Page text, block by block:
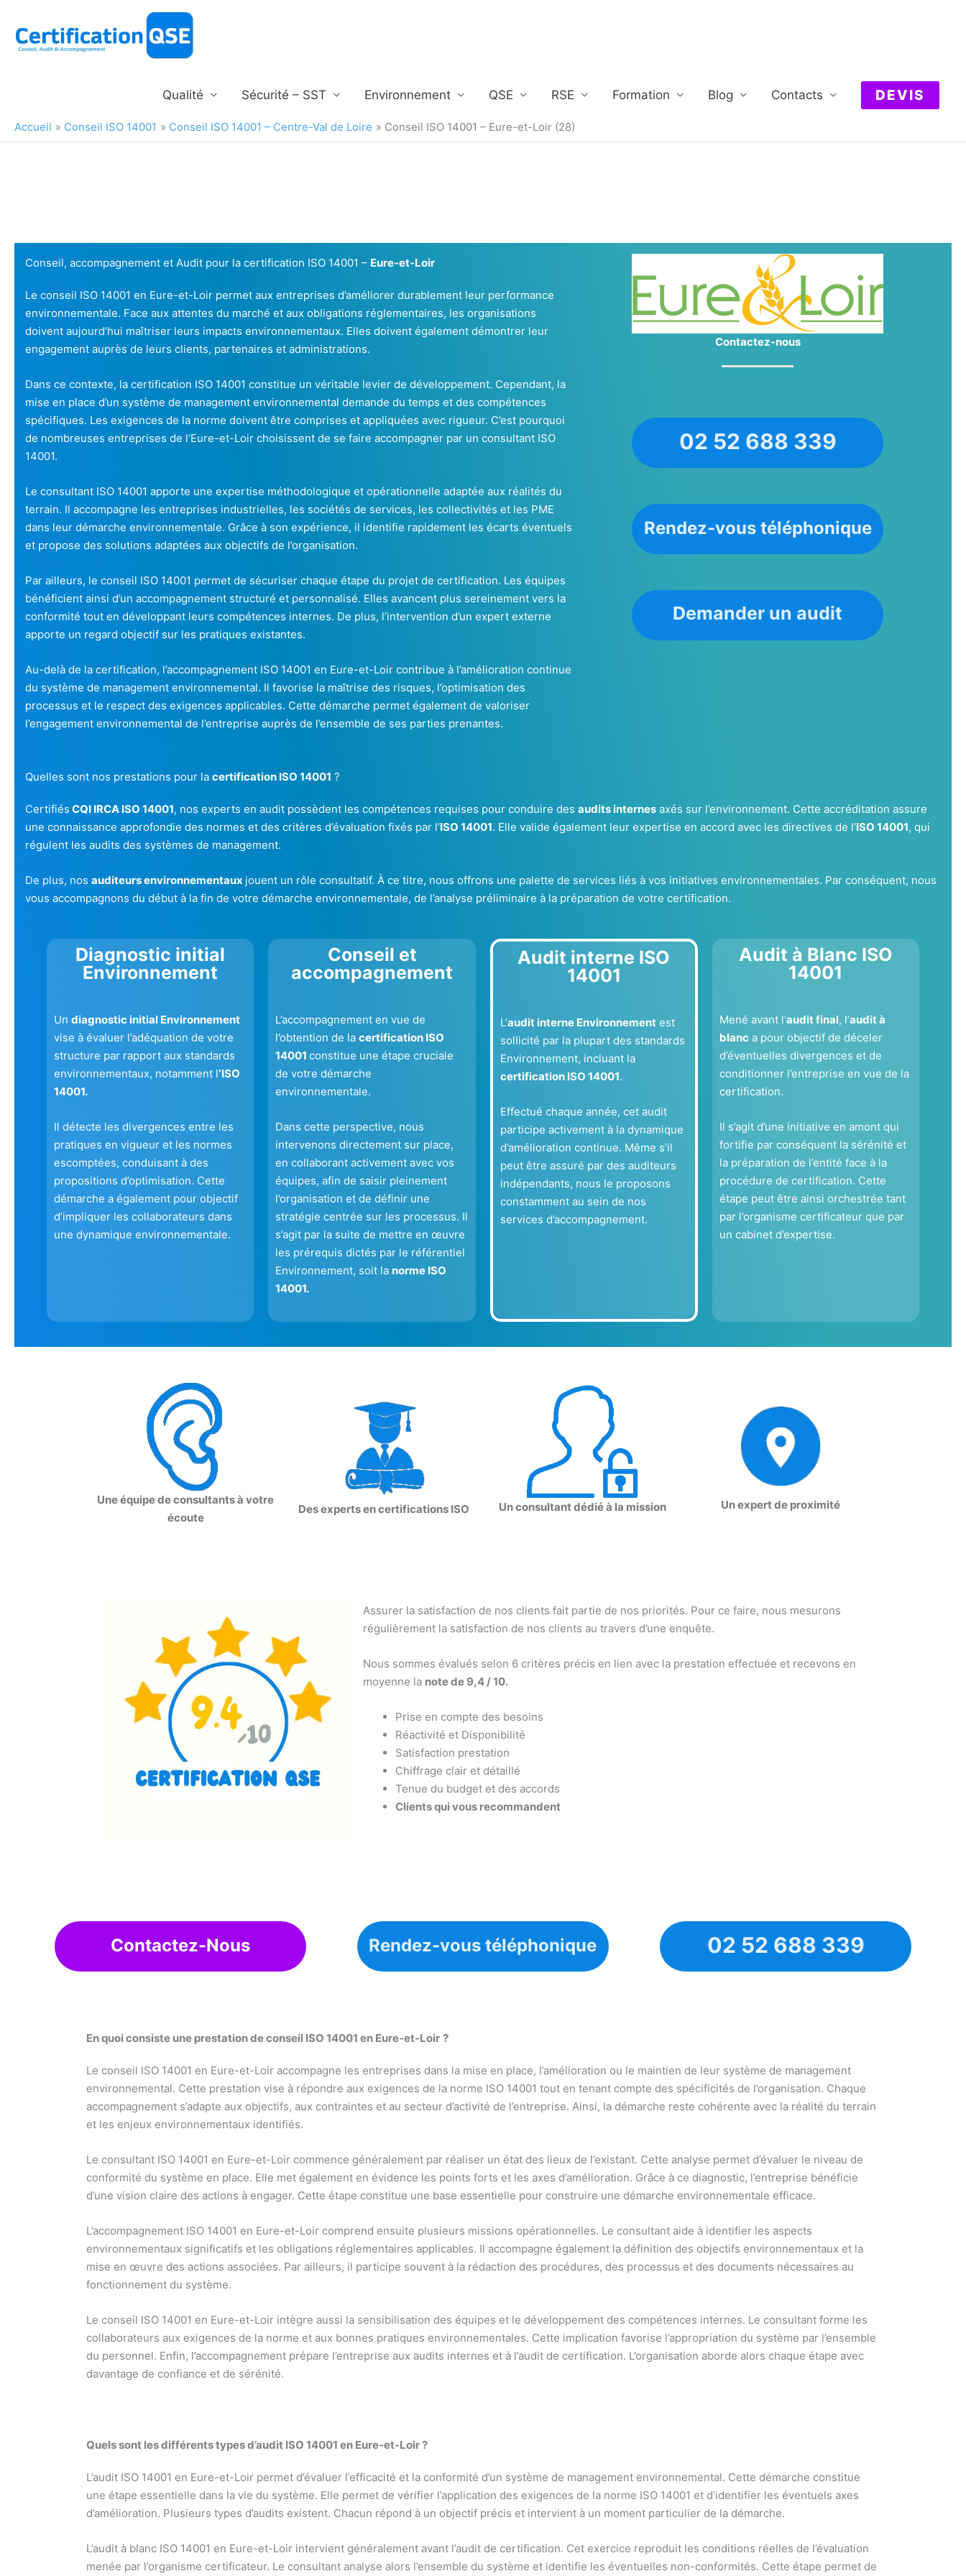
contenu
Qualité Sécurité – SST Environnement QSE RSE Formation Blog Contacts DEVIS
Accueil Conseil ISO 14001 Conseil ISO 14001 – Centre-Val de Loire Conseil ISO 14001 – Eure-et-Loir (28)
Conseil, accompagnement et Audit pour la certification ISO 14001 – Eure-et-Loir
Le conseil ISO 14001 en Eure-et-Loir permet aux entreprises d’améliorer durablement leur performance
environnementale. Face aux attentes du marché et aux obligations réglementaires, les organisations
doivent aujourd’hui maîtriser leurs impacts environnementaux. Elles doivent également démontrer leur
engagement auprès de leurs clients, partenaires et administrations.
Dans ce contexte, la certification ISO 14001 constitue un véritable levier de développement. Cependant, la
mise en place d’un système de management environnemental demande du temps et des compétences
spécifiques. Les exigences de la norme doivent être comprises et appliquées avec rigueur. C’est pourquoi
de nombreuses entreprises de l’Eure-et-Loir choisissent de se faire accompagner par un consultant ISO
14001.
Le consultant ISO 14001 apporte une expertise méthodologique et opérationnelle adaptée aux réalités du
terrain. Il accompagne les entreprises industrielles, les sociétés de services, les collectivités et les PME
dans leur démarche environnementale. Grâce à son expérience, il identifie rapidement les écarts éventuels
et propose des solutions adaptées aux objectifs de l’organisation.
Par ailleurs, le conseil ISO 14001 permet de sécuriser chaque étape du projet de certification. Les équipes
bénéficient ainsi d’un accompagnement structuré et personnalisé. Elles avancent plus sereinement vers la
conformité tout en développant leurs compétences internes. De plus, l’intervention d’un expert externe
apporte un regard objectif sur les pratiques existantes.
Au-delà de la certification, l’accompagnement ISO 14001 en Eure-et-Loir contribue à l’amélioration continue
du système de management environnemental. Il favorise la maîtrise des risques, l’optimisation des
processus et le respect des exigences applicables. Cette démarche permet également de valoriser
l’engagement environnemental de l’entreprise auprès de l’ensemble de ses parties prenantes.
Contactez-nous
02 52 688 339
Rendez-vous téléphonique
Demander un audit
Quelles sont nos prestations pour la certification ISO 14001 ?
Certifiés CQI IRCA ISO 14001, nos experts en audit possèdent les compétences requises pour conduire des audits internes axés sur l’environnement. Cette accréditation assure
une connaissance approfondie des normes et des critères d’évaluation fixés par l’ISO 14001. Elle valide également leur expertise en accord avec les directives de l’ISO 14001, qui
régulent les audits des systèmes de management.
De plus, nos auditeurs environnementaux jouent un rôle consultatif. À ce titre, nous offrons une palette de services liés à vos initiatives environnementales. Par conséquent, nous
vous accompagnons du début à la fin de votre démarche environnementale, de l’analyse préliminaire à la préparation de votre certification.
Diagnostic initial
Environnement
Un diagnostic initial Environnement
vise à évaluer l’adéquation de votre
structure par rapport aux standards
environnementaux, notamment l‘ISO
14001.
Il détecte les divergences entre les
pratiques en vigueur et les normes
escomptées, conduisant à des
propositions d’optimisation. Cette
démarche a également pour objectif
d’impliquer les collaborateurs dans
une dynamique environnementale.
Conseil et
accompagnement
L’accompagnement en vue de
l’obtention de lacertification ISO
14001constitue une étape cruciale
de votre démarche
environnementale.
Dans cette perspective, nous
intervenons directement sur place,
en collaborant activement avec vos
équipes, afin de saisir pleinement
l’organisation et de définir une
stratégie centrée sur les processus. Il
s’agit par la suite de mettre en œuvre
les prérequis dictés par le référentiel
Environnement, soit la norme ISO
14001.
Audit interne ISO
14001
L’audit interne Environnementest
sollicité par la plupart des standards
Environnement, incluant la
certification ISO 14001.
Effectué chaque année, cet audit
participe activement à la dynamique
d’amélioration continue. Même s’il
peut être assuré par des auditeurs
indépendants, nous le proposons
constamment au sein de nos
services d’accompagnement.
Audit à Blanc ISO
14001
Mené avant l’audit final, l’audit à
blanc a pour objectif de déceler
d’éventuelles divergences et de
conditionner l’entreprise en vue de la
certification.
Il s’agit d’une initiative en amont qui
fortifie par conséquent la sérénité et
la préparation de l’entité face à la
procédure de certification. Cette
étape peut être ainsi orchestrée tant
par l’organisme certificateur que par
un cabinet d’expertise.
Une équipe de consultants à votre
écoute
Des experts en certifications ISO Un consultant dédié à la mission Un expert de proximité
Assurer la satisfaction de nos clients fait partie de nos priorités. Pour ce faire, nous mesurons
régulièrement la satisfaction de nos clients au travers d’une enquête.
Nous sommes évalués selon 6 critères précis en lien avec la prestation effectuée et recevons en
moyenne la note de 9,4 / 10.
Prise en compte des besoins
Réactivité et Disponibilité
Satisfaction prestation
Chiffrage clair et détaillé
Tenue du budget et des accords
Clients qui vous recommandent
Contactez-Nous Rendez-vous téléphonique 02 52 688 339
En quoi consiste une prestation de conseil ISO 14001en Eure-et-Loir ?
Le conseil ISO 14001 en Eure-et-Loir accompagne les entreprises dans la mise en place, l’amélioration ou le maintien de leur système de management
environnemental. Cette prestation vise à répondre aux exigences de la norme ISO 14001 tout en tenant compte des spécificités de l’organisation. Chaque
accompagnement s’adapte aux objectifs, aux contraintes et au secteur d’activité de l’entreprise. Ainsi, la démarche reste cohérente avec la réalité du terrain
et les enjeux environnementaux identifiés.
Le consultant ISO 14001 en Eure-et-Loir commence généralement par réaliser un état des lieux de l’existant. Cette analyse permet d’évaluer le niveau de
conformité du système en place. Elle met également en évidence les points forts et les axes d’amélioration. Grâce à ce diagnostic, l’entreprise bénéficie
d’une vision claire des actions à engager. Cette étape constitue une base essentielle pour construire une démarche environnementale efficace.
L’accompagnement ISO 14001 en Eure-et-Loir comprend ensuite plusieurs missions opérationnelles. Le consultant aide à identifier les aspects
environnementaux significatifs et les obligations réglementaires applicables. Il accompagne également la définition des objectifs environnementaux et la
mise en œuvre des actions associées. Par ailleurs, il participe souvent à la rédaction des procédures, des processus et des documents nécessaires au
fonctionnement du système.
Le conseil ISO 14001 en Eure-et-Loir intègre aussi la sensibilisation des équipes et le développement des compétences internes. Le consultant forme les
collaborateurs aux exigences de la norme et aux bonnes pratiques environnementales. Cette implication favorise l’appropriation du système par l’ensemble
du personnel. Enfin, l’accompagnement prépare l’entreprise aux audits internes et à l’audit de certification. L’organisation aborde alors chaque étape avec
davantage de confiance et de sérénité.
Quels sont les différents types d’audit ISO 14001en Eure-et-Loir?
L’audit ISO 14001 en Eure-et-Loir permet d’évaluer l’efficacité et la conformité d’un système de management environnemental. Cette démarche constitue
une étape essentielle dans la vie du système. Elle permet de vérifier l’application des exigences de la norme ISO 14001 et d’identifier les éventuels axes
d’amélioration. Plusieurs types d’audits existent. Chacun répond à un objectif précis et intervient à un moment particulier de la démarche.
L’audit à blanc ISO 14001 en Eure-et-Loir intervient généralement avant l’audit de certification. Cet exercice reproduit les conditions réelles de l’évaluation
menée par l’organisme certificateur. Le consultant analyse alors l’ensemble du système et identifie les éventuelles non-conformités. Cette étape permet de